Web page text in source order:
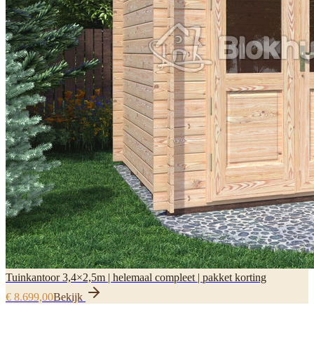
Tuinkantoor 3,4×2,5m | helemaal compleet | pakket korting
€ 8.699,00Bekijk